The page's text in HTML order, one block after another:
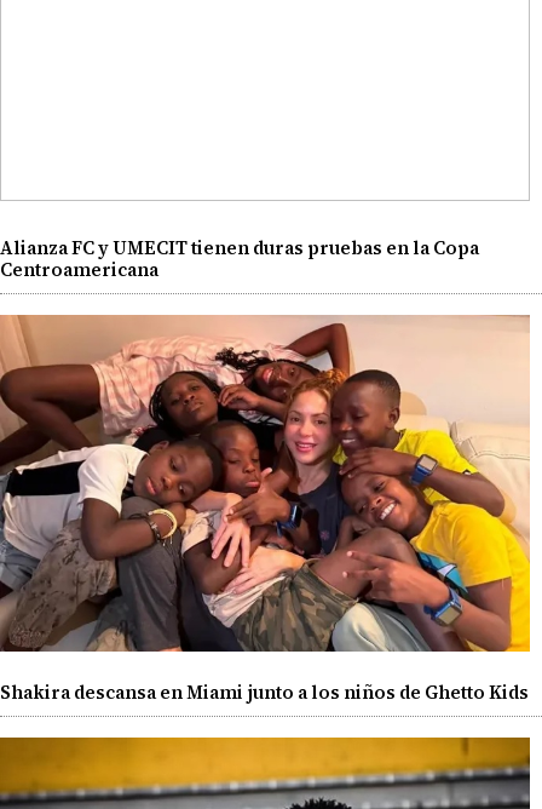
Alianza FC y UMECIT tienen duras pruebas en la Copa
Centroamericana
Shakira descansa en Miami junto a los niños de Ghetto Kids